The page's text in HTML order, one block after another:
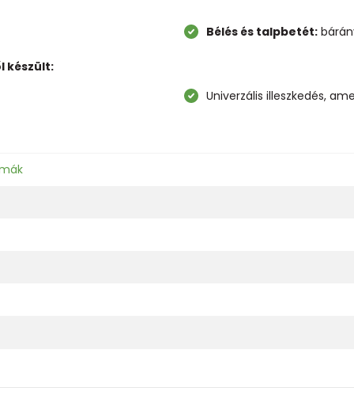
Bélés és talpbetét:
készült:
Univerzális illeszkedés,